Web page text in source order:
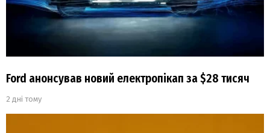
Ford анонсував новий електропікап за $28 тисяч
2 дні тому